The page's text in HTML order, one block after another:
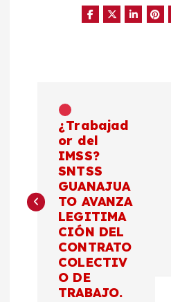
e
¿Trabajad
or del
IMSS?
SNTSS
GUANAJUA
TO AVANZA
LEGITIMA
CIÓN DEL
CONTRATO
COLECTIV
O DE
TRABAJO.